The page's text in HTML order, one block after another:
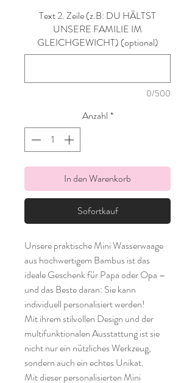
Text 2. Zeile (z.B: DU HÄLTST
UNSERE FAMILIE IM
GLEICHGEWICHT) (optional)
0/500
Anzahl *
In den Warenkorb
Sofortkauf
Unsere praktische Mini Wasserwaage
aus hochwertigem Bambus ist das
ideale Geschenk für Papa oder Opa –
und das Beste daran: Sie kann
individuell personalisiert werden!
Mit ihrem stilvollen Design und der
multifunktionalen Ausstattung ist sie
nicht nur ein nützliches Werkzeug,
sondern auch ein echtes Unikat.
Mit dieser personalisierten Mini